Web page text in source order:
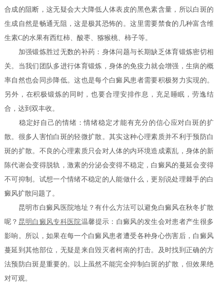
合成的阻断，这无疑会大大降低人体表皮的黑色素含量，所以白斑的
生成自然是畅通无阻，这是极其恐怖的。这里需要禁食的几种富含维
生素C的水果有西红柿、酸枣、猕猴桃、柿子等。
加强锻炼胜过无数的补药：身体问题与长期缺乏体育锻炼密切相
关。当我们团队多进行体育锻炼，身体的免疫力就会增强，生病的概
率自然也会同步降低。这也是每个白癜风患者需要积极努力实现的。
另外，在积极锻炼的同时，也要合理安排作息，充足睡眠，劳逸结
合，达到双丰收。
稳定好自己的情绪：情绪稳定才能有充分的信心应对白斑的扩
散。很多人害怕白斑的轻微扩散。其实这种心理素质并不利于预防白
斑的扩散。不良的心理素质只会对人体的内环境造成紊乱，身体的新
陈代谢会变得脱轨，激素的分泌会变得不稳定，白癜风的蔓延会变得
不可抑制。试想一个情绪不稳定的人能做什么，更别说处理棘手的白
癜风扩散问题了。
昆明市白癜风医院地址？有什么方法可以避免白癜风在秋冬扩散
呢？ 昆明白癜风专科医院温馨提示：白癜风的发生会对患者产生很多
影响。所以，如果在每一个白癜风患者遭受各种身心伤害后，白癜风
蔓延到其他部位，无疑是来自毁灭者柯南的打击。及时找到正确的方
法预防白斑是重要的。以上虽然不能完全抑制白斑的扩散，但效果绝
对可观。